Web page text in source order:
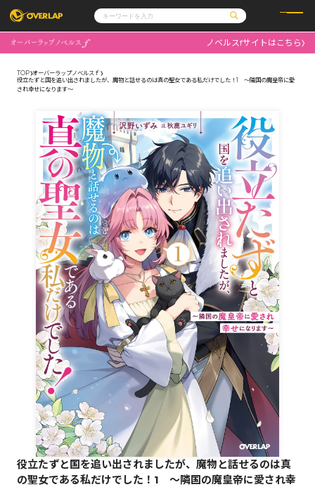
コミックガルド
コミッククリエ
LiQulle
ラブパルフェ
ノベルス
ノベルスf
ポケットモンスター
アニメ
ゲーム
オーバーラップ広報室
企業
会社概要
採用情報
アクセス
オーバーラップホールディングス
お問い合わせはこちら
オーバーラップ文庫
オーバーラップノベルス
オーバーラップノベルスf
ロサージュノベルス
コミックガルド
コミッククリエ
ノベルスfサイトはこちら
TOP オーバーラップノベルスｆ
役立たずと国を追い出されましたが、魔物と話せるのは真の聖女である私だけでした！1 ～隣国の魔皇帝に愛
され幸せになります～
役立たずと国を追い出されましたが、魔物と話せるのは真
の聖女である私だけでした！1 ～隣国の魔皇帝に愛され幸